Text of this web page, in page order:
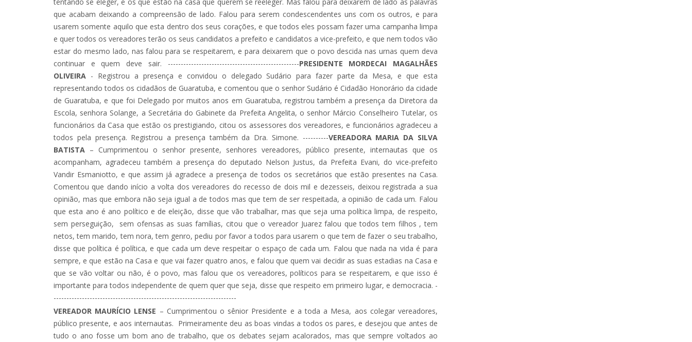
que acabam deixando a compreensão de lado. Falou para serem condescendentes uns com os outros, e para
usarem somente aquilo que esta dentro dos seus corações, e que todos eles possam fazer uma campanha limpa
e quer todos os vereadores terão os seus candidatos a prefeito e candidatos a vice-prefeito, e que nem todos vão
estar do mesmo lado, nas falou para se respeitarem, e para deixarem que o povo descida nas urnas quem deva
continuar e quem deve sair. ---------------------------------------------------PRESIDENTE MORDECAI MAGALHÃES
OLIVEIRA - Registrou a presença e convidou o delegado Sudário para fazer parte da Mesa, e que esta
representando todos os cidadãos de Guaratuba, e comentou que o senhor Sudário é Cidadão Honorário da cidade
de Guaratuba, e que foi Delegado por muitos anos em Guaratuba, registrou também a presença da Diretora da
Escola, senhora Solange, a Secretária do Gabinete da Prefeita Angelita, o senhor Márcio Conselheiro Tutelar, os
funcionários da Casa que estão os prestigiando, citou os assessores dos vereadores, e funcionários agradeceu a
todos pela presença. Registrou a presença também da Dra. Simone. ----------VEREADORA MARIA DA SILVA
BATISTA – Cumprimentou o senhor presente, senhores vereadores, público presente, internautas que os
acompanham, agradeceu também a presença do deputado Nelson Justus, da Prefeita Evani, do vice-prefeito
Vandir Esmaniotto, e que assim já agradece a presença de todos os secretários que estão presentes na Casa.
Comentou que dando início a volta dos vereadores do recesso de dois mil e dezesseis, deixou registrada a sua
opinião, mas que embora não seja igual a de todos mas que tem de ser respeitada, a opinião de cada um. Falou
que esta ano é ano político e de eleição, disse que vão trabalhar, mas que seja uma política limpa, de respeito,
sem perseguição, sem ofensas as suas famílias, citou que o vereador Juarez falou que todos tem filhos , tem
netos, tem marido, tem nora, tem genro, pediu por favor a todos para usarem o que tem de fazer o seu trabalho,
disse que política é política, e que cada um deve respeitar o espaço de cada um. Falou que nada na vida é para
sempre, e que estão na Casa e que vai fazer quatro anos, e falou que quem vai decidir as suas estadias na Casa e
que se vão voltar ou não, é o povo, mas falou que os vereadores, políticos para se respeitarem, e que isso é
importante para todos independente de quem quer que seja, disse que respeito em primeiro lugar, e democracia. -
-----------------------------------------------------------------------
VEREADOR MAURÍCIO LENSE – Cumprimentou o sênior Presidente e a toda a Mesa, aos colegar vereadores,
público presente, e aos internautas. Primeiramente deu as boas vindas a todos os pares, e desejou que antes de
tudo o ano fosse um bom ano de trabalho, que os debates sejam acalorados, mas que sempre voltados ao